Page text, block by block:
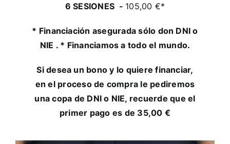
6 SESIONES - 105,00 €*
* Financiación asegurada sólo don DNI o
NIE . * Financiamos a todo el mundo.
Si desea un bono y lo quiere financiar,
en el proceso de compra le pediremos
una copa de DNI o NIE, recuerde que el
primer pago es de 35,00 €